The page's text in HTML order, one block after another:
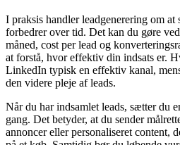
I praksis handler leadgenerering om at
forbedrer over tid. Det kan du gøre
måned, cost per lead og
at forstå, hvor effektiv din indsats er.
LinkedIn typisk en effektiv kanal,
den videre pleje af leads.
Når du har indsamlet leads, sætter du
gang. Det betyder, at du sender
annoncer eller personaliseret content,